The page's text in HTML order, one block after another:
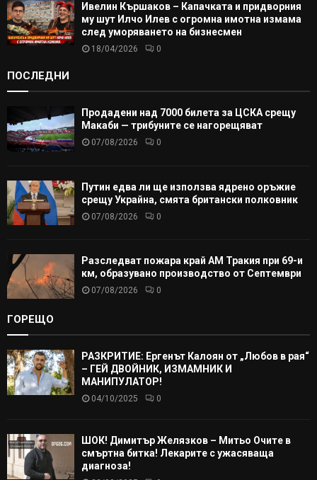
Ивелин Кършаков – Капачката и придворния
му шут Илчо Илев с огромна имотна измама
след уморяването на бизнесмен
18/04/2026 0
ПОСЛЕДНИ
Продадени над 7000 билета за ЦСКА срещу
Макаби — трибуните се нагорещяват
07/08/2026 0
Путин едва ли ще използва ядрено оръжие
срещу Украйна, смята британски полковник
07/08/2026 0
Разследват пожара край АМ Тракия при 69-и
км, образувано производство от Септември
07/08/2026 0
ГОРЕЩО
РАЗКРИТИЕ: Ергенът Калоян от „Любов в рая“
– ГЕЙ ДВОЙНИК, ИЗМАМНИК И
МАНИПУЛАТОР!
04/10/2025 0
ШОК! Димитър Желязков – Митьо Очите в
смъртна битка! Лекарите с ужасяваща
диагноза!